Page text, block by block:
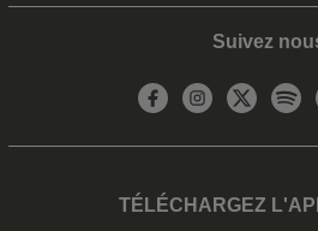
Suivez
TÉLÉCHARGEZ